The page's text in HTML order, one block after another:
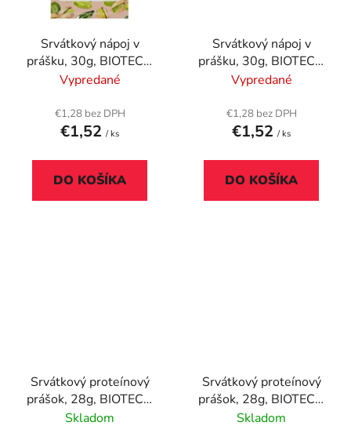
Srvátkový nápoj v
prášku, 30g, BIOTECH
USA "Diet Shake",
Vypredané
€1,28 bez DPH
€1,52 / ks
DO KOŠÍKA
Srvátkový nápoj v
prášku, 30g, BIOTECH
USA "Diet Shake", slaný
Vypredané
€1,28 bez DPH
€1,52 / ks
DO KOŠÍKA
Srvátkový proteínový
prášok, 28g, BIOTECH
USA "100% Pure
Skladom
Srvátkový proteínový
prášok, 28g, BIOTECH
USA "100% Pure
Skladom